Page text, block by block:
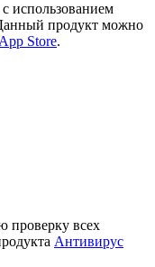
использованием
продукт можно
Store.
проверку всех
Антивирус